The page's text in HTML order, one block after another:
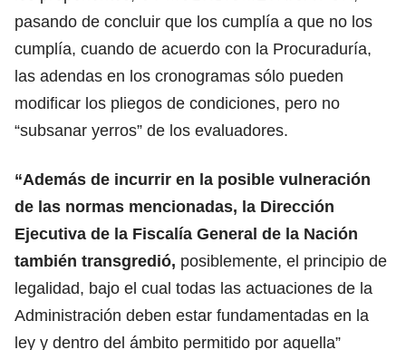
pasando de concluir que los cumplía a que no los
cumplía, cuando de acuerdo con la Procuraduría,
las adendas en los cronogramas sólo pueden
modificar los pliegos de condiciones, pero no
“subsanar yerros” de los evaluadores.
“Además de incurrir en la posible vulneración
de las normas mencionadas, la Dirección
Ejecutiva de la Fiscalía General de la Nación
también transgredió, posiblemente, el principio de
legalidad, bajo el cual todas las actuaciones de la
Administración deben estar fundamentadas en la
ley y dentro del ámbito permitido por aquella”